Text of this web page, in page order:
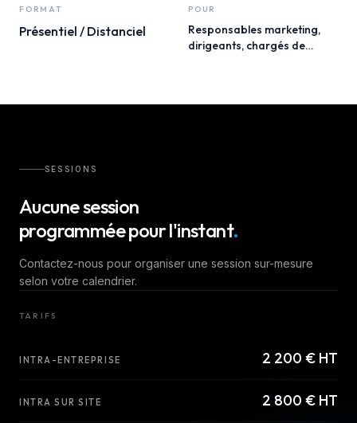
FORMAT
Présentiel / Distanciel
POUR
Responsables marketing,
dirigeants, chargés de
SESSIONS
Aucune session
programmée pour l'instant.
Contactez-nous pour organiser une session sur-mesure
selon votre calendrier.
TARIFS
INTRA-ENTREPRISE 2 200 € HT
INTRA SUR SITE 2 800 € HT